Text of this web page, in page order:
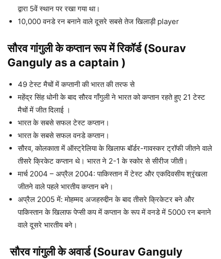
द्वारा 5वें स्थान पर रखा गया था।
10,000 वनडे रन बनाने वाले दूसरे सबसे तेज खिलाड़ी player
सौरव गांगुली के कप्तान रूप में रिकॉर्ड (Sourav
Ganguly as a captain )
49 टेस्ट मैचों में कप्तानी की भारत की तरफ से
महेंद्र सिंह धोनी के बाद सौरव गाँगुली ने भारत को कप्तान रहते हुए 21 टेस्ट
मैचों में जीत दिलाई ।
भारत के सबसे सफल टेस्ट कप्तान।
भारत के सबसे सफल वनडे कप्तान।
सौरव, कोलकाता में ऑस्ट्रेलिया के खिलाफ बॉर्डर-गावस्कर ट्रॉफी जीतने वाले
तीसरे क्रिकेट कप्तान थे। भारत ने 2-1 के स्कोर से सीरीज जीती।
मार्च 2004 – अप्रैल 2004: पाकिस्तान में टेस्ट और एकदिवसीय श्रृंखला
जीतने वाले पहले भारतीय कप्तान बने।
अप्रैल 2005 में: मोहम्मद अजहरुद्दीन के बाद तीसरे क्रिकेटर बने और
पाकिस्तान के खिलाफ पेप्सी कप में कप्तान के रूप में वनडे में 5000 रन बनाने
वाले दूसरे भारतीय बने।
सौरव गांगुलीके अवार्ड (Sourav Ganguly